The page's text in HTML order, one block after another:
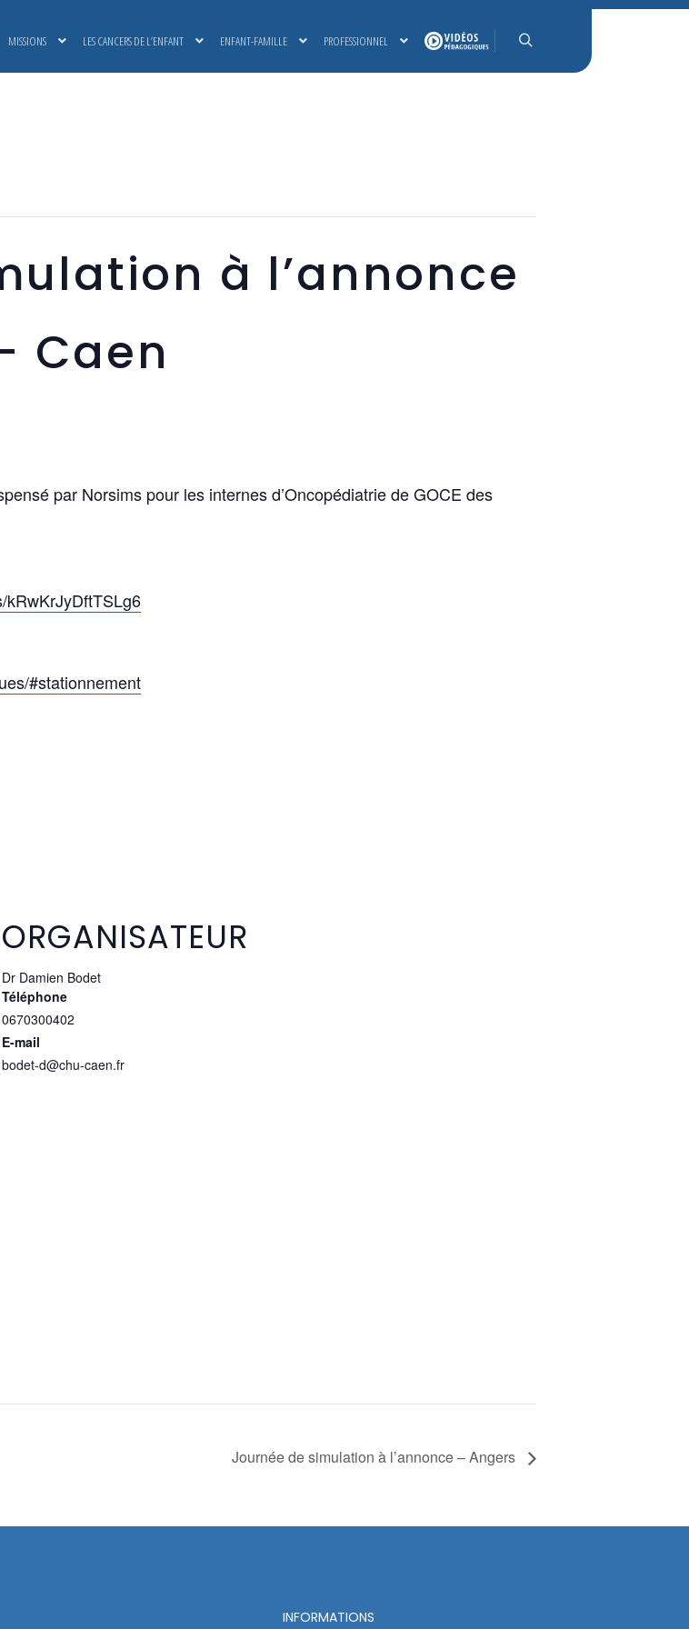
MISSIONS LES CANCERS DE L’ENFANT ENFANT-FAMILLE PROFESSIONNEL
Rechercher
à l’annonce
Caen
par Norsims pour les internes d’Oncopédiatrie de GOCE des
kRwKrJyDftTSLg6
#stationnement
ORGANISATEUR
Dr Damien Bodet
Téléphone
0670300402
E-mail
bodet-d@chu-caen.fr
Journée de simulation à l’annonce – Angers
INFORMATIONS